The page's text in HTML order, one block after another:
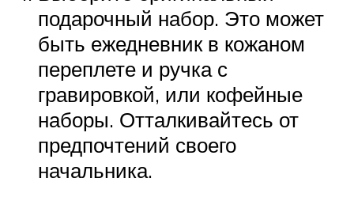
подарочный набор. Это может
быть ежедневник в кожаном
переплете и ручка с
гравировкой, или кофейные
наборы. Отталкивайтесь от
предпочтений своего
начальника.